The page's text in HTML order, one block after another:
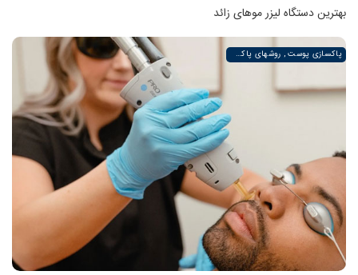
بهترین دستگاه لیزر موهای زائد
پاکسازی پوست , روشهای پاکسازی پوست صورت و دست , پاکسازی انواع مختلف پوست | لیزر لند